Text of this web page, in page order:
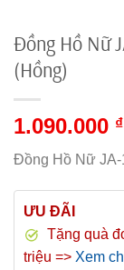
Đồng Hồ Nữ
(Hồng)
1.090.000 ₫
Đồng Hồ Nữ JA-
ƯU ĐÃI
Tặng quà
triệu => Xem